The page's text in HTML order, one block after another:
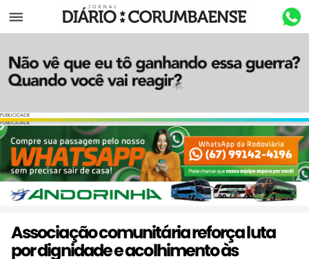
Menu
PUBLICIDADE
PUBLICIDADE
Associação comunitária reforça luta
por dignidade e acolhimento às